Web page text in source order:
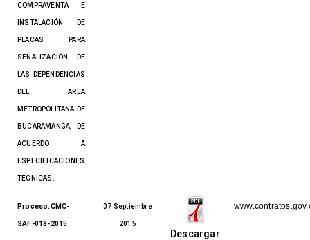
COMPRAVENTA E
INSTALACIÓN DE
PLACAS PARA
SEÑALIZACIÓN DE
LAS DEPENDENCIAS
DEL AREA
METROPOLITANA DE
BUCARAMANGA, DE
ACUERDO A
ESPECIFICACIONES
TÉCNICAS.
Proceso:CMC-
SAF-018-2015
07 Septiembre
2015
Descargar